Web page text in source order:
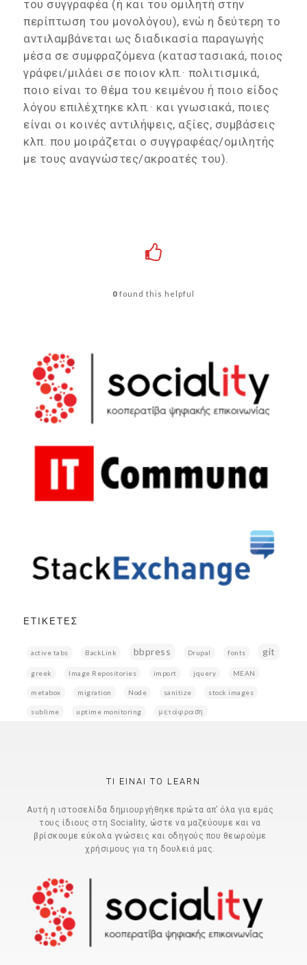
του συγγραφέα (ή και του ομιλητή στην
περίπτωση του μονολόγου), ενώ η δεύτερη το
αντιλαμβάνεται ως διαδικασία παραγωγής
μέσα σε συμφραζόμενα (καταστασιακά, ποιος
γράφει/μιλάει σε ποιον κλπ.· πολιτισμικά,
ποιο είναι το θέμα του κειμένου ή ποιο είδος
λόγου επιλέχτηκε κλπ.· και γνωσιακά, ποιες
είναι οι κοινές αντιλήψεις, αξίες, συμβάσεις
κλπ. που μοιράζεται ο συγγραφέας/ομιλητής
με τους αναγνώστες/ακροατές του).
0 found this helpful
ΕΤΙΚΈΤΕΣ
active tabs BackLink bbpress Drupal fonts git
greek Image Repositories import jquery MEAN
metabox migration Node sanitize stock images
sublime uptime monitoring μετάφραση
ΤΙ ΕΊΝΑΙ ΤΟ LEARN
Αυτή η ιστοσελίδα δημιουργήθηκε πρώτα απ’ όλα για εμάς
τους ίδιους στη Sociality, ώστε να μαζεύουμε και να
βρίσκουμε εύκολα γνώσεις και οδηγούς που θεωρούμε
χρήσιμους για τη δουλειά μας.